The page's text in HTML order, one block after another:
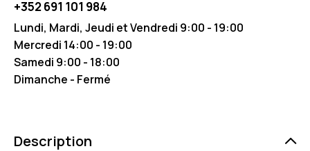
+352 691 101 984
Lundi, Mardi, Jeudi et Vendredi 9:00 - 19:00
Mercredi 14:00 - 19:00
Samedi 9:00 - 18:00
Dimanche - Fermé
Description